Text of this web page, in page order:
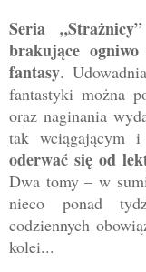
Seria „Strażnicy”
brakujące
fantasy.
fantastyki można
oraz naginania
tak wciągającym
oderwać się od
Dwa tomy – w
nieco ponad
codziennych
kolei...